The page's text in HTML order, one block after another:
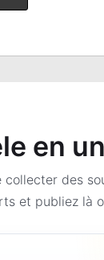
en
des
et publiez là